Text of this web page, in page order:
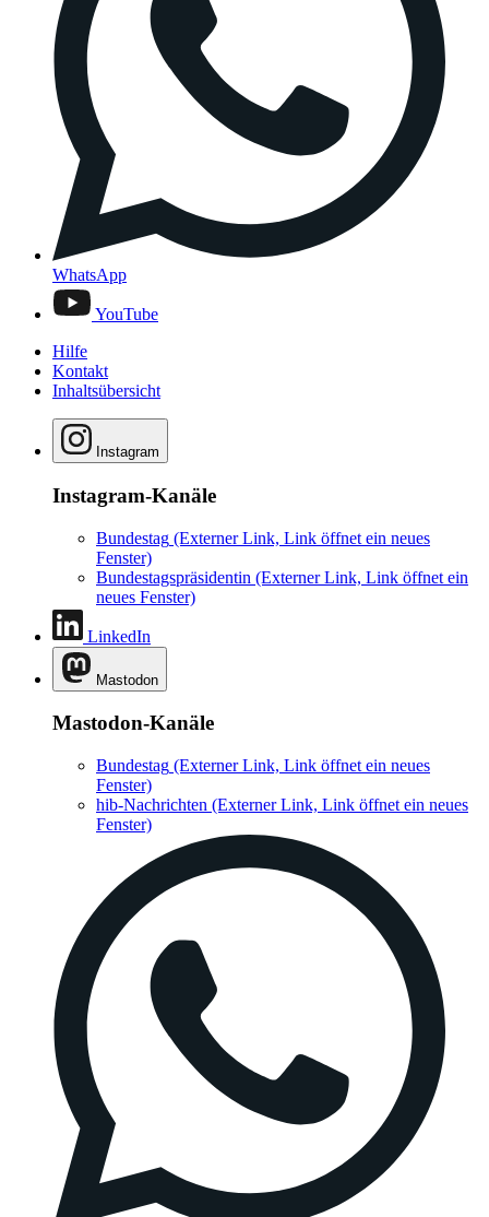
WhatsApp
YouTube
Hilfe
Kontakt
Inhaltsübersicht
Instagram
Instagram-Kanäle
Bundestag (Externer Link, Link öffnet ein neues
Fenster)
Bundestagspräsidentin (Externer Link, Link öffnet ein
neues Fenster)
LinkedIn
Mastodon
Mastodon-Kanäle
Bundestag (Externer Link, Link öffnet ein neues
Fenster)
hib-Nachrichten (Externer Link, Link öffnet ein neues
Fenster)